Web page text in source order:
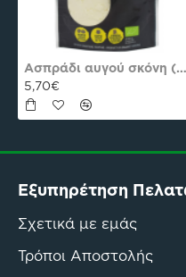
Ασπράδι αυγού σκόνη (Αλβουμίνη) Ola-Bio 50gr
5,70€
Εξυπηρέτηση
Σχετικά με εμάς
Τρόποι Αποστολής